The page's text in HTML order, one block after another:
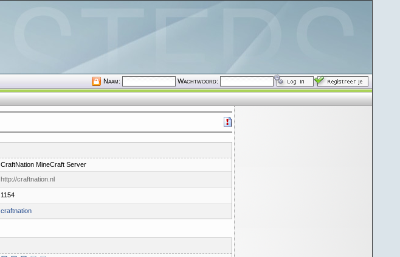
Naam: Wachtwoord:
CraftNation MineCraft Server
http://craftnation.nl
1154
craftnation